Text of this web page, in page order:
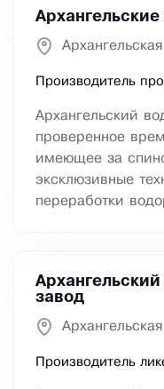
Производитель
Архангельский
проверенное
имеющее за
эксклюзивные
переработки
завод
Производитель